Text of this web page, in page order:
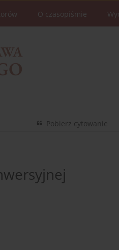
O czasopiśmie
Pobierz cytowanie